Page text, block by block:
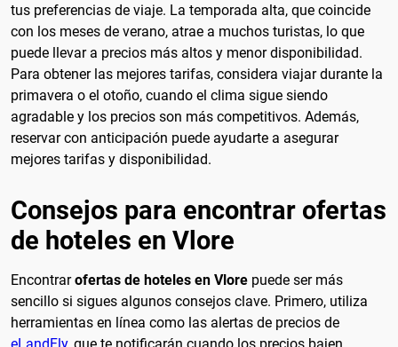
tus preferencias de viaje. La temporada alta, que coincide
con los meses de verano, atrae a muchos turistas, lo que
puede llevar a precios más altos y menor disponibilidad.
Para obtener las mejores tarifas, considera viajar durante la
primavera o el otoño, cuando el clima sigue siendo
agradable y los precios son más competitivos. Además,
reservar con anticipación puede ayudarte a asegurar
mejores tarifas y disponibilidad.
Consejos para encontrar ofertas
de hoteles en Vlore
Encontrarofertas de hoteles en Vlore puede ser más
sencillo si sigues algunos consejos clave. Primero, utiliza
herramientas en línea como las alertas de precios de